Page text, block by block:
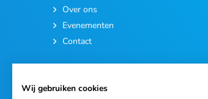
Over ons
Evenementen
Contact
Wij gebruiken cookies